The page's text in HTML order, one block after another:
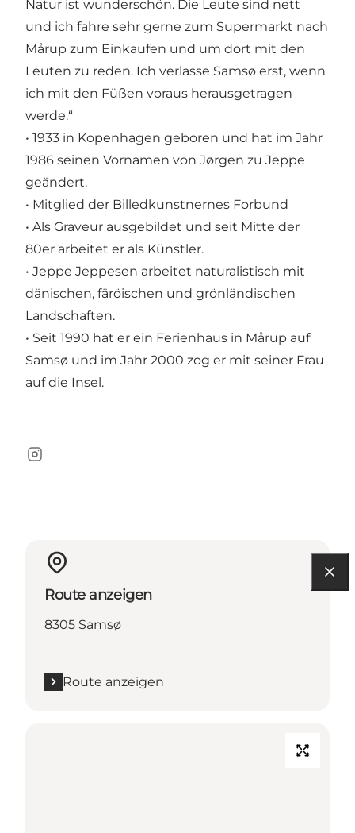
Natur ist wunderschön. Die Leute sind nett
und ich fahre sehr gerne zum Supermarkt nach
Mårup zum Einkaufen und um dort mit den
Leuten zu reden. Ich verlasse Samsø erst, wenn
ich mit den Füßen voraus herausgetragen
werde.“
• 1933 in Kopenhagen geboren und hat im Jahr
1986 seinen Vornamen von Jørgen zu Jeppe
geändert.
• Mitglied der Billedkunstnernes Forbund
• Als Graveur ausgebildet und seit Mitte der
80er arbeitet er als Künstler.
• Jeppe Jeppesen arbeitet naturalistisch mit
dänischen, färöischen und grönländischen
Landschaften.
• Seit 1990 hat er ein Ferienhaus in Mårup auf
Samsø und im Jahr 2000 zog er mit seiner Frau
auf die Insel.
Instagram
Route anzeigen
8305 Samsø
Route anzeigen